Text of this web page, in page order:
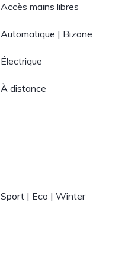
Accès mains libres
Automatique | Bizone
Électrique
À distance
Sport | Eco | Winter